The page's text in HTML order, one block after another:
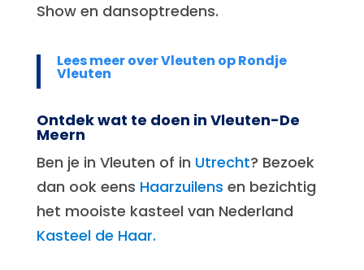
Show en dansoptredens.
Lees meer over Vleuten op Rondje
Vleuten
Ontdek wat te doen in Vleuten-De
Meern
Ben je in Vleuten of in Utrecht? Bezoek
dan ook eens Haarzuilens en bezichtig
het mooiste kasteel van Nederland
Kasteel de Haar.